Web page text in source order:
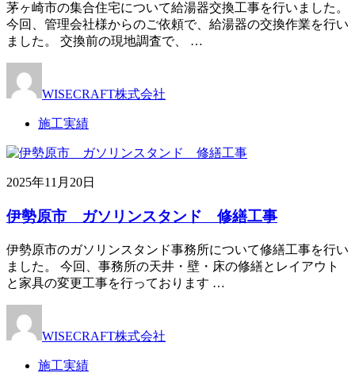
茅ヶ崎市の集合住宅について給湯器交換工事を行いました。
今回、管理会社様からのご依頼で、給湯器の交換作業を行い
ました。 交換前の現地調査で、 …
WISECRAFT株式会社
施工実績
2025年11月20日
伊勢原市 ガソリンスタンド 修繕工事
伊勢原市のガソリンスタンド事務所について修繕工事を行い
ました。 今回、事務所の天井・壁・床の修繕とレイアウト
と家具の変更工事を行っております …
WISECRAFT株式会社
施工実績